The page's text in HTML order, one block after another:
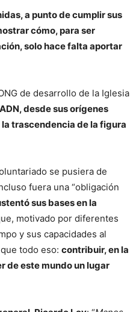
a punto de cumplir sus
cómo, para ser
solo hace falta aportar
de desarrollo de la Iglesia
desde sus orígenes
trascendencia de la figura
se pusiera de
fuera una “obligación
sus bases en la
motivado por diferentes
y sus capacidades al
todo eso: contribuir, en la
de este mundo un lugar